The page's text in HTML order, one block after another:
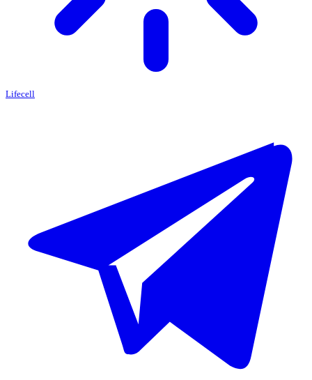
Lifecell